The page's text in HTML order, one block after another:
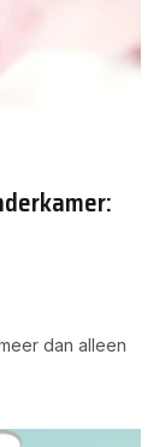
dan alleen